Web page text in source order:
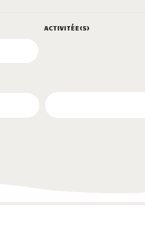
ACTIVITÉE(S)